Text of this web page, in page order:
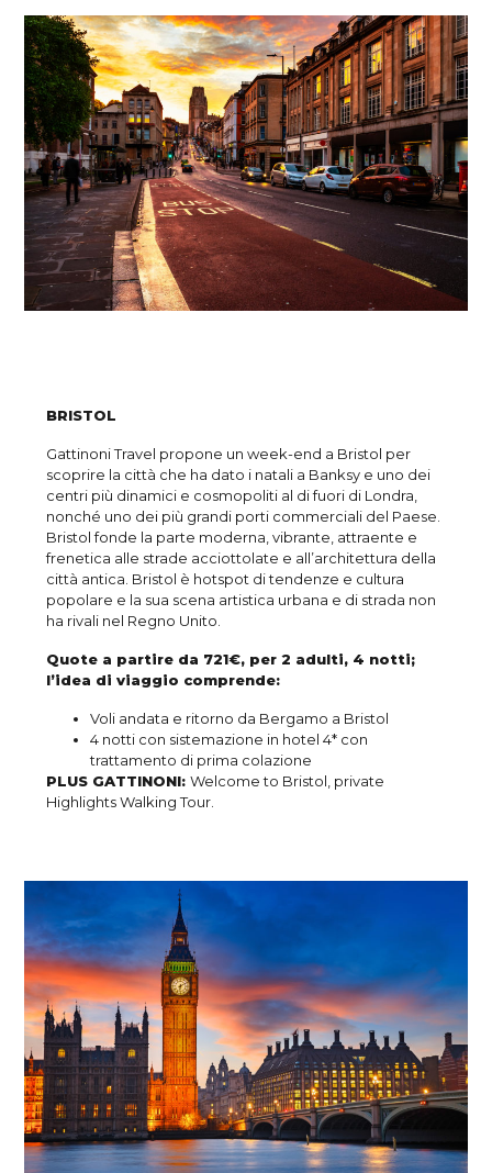
BRISTOL
Gattinoni Travel propone un week-end a Bristol per
scoprire la città che ha dato i natali a Banksy e uno dei
centri più dinamici e cosmopoliti al di fuori di Londra,
nonché uno dei più grandi porti commerciali del Paese.
Bristol fonde la parte moderna, vibrante, attraente e
frenetica alle strade acciottolate e all’architettura della
città antica. Bristol è hotspot di tendenze e cultura
popolare e la sua scena artistica urbana e di strada non
ha rivali nel Regno Unito.
Quote a partire da 721€, per 2 adulti, 4 notti;
l’idea di viaggio comprende:
Voli andata e ritorno da Bergamo a Bristol
4 notti con sistemazione in hotel 4* con
trattamento di prima colazione
PLUS GATTINONI:Welcome to Bristol, private
Highlights Walking Tour.